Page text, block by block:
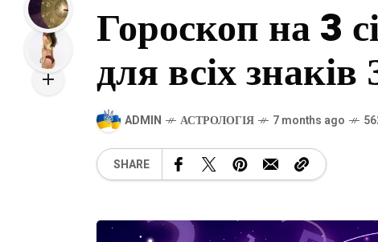
Гороскоп на 3
для всіх знаків
ADMIN АСТРОЛОГІЯ 7 months ago
SHARE